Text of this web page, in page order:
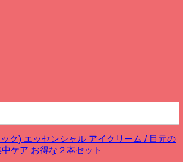
ク) エッセンシャル アイクリーム / 目元の
ケア お得な２本セット